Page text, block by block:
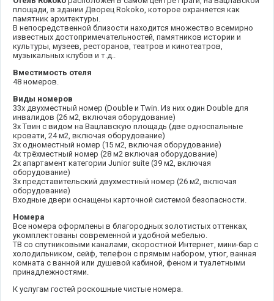
площади, в здании Дворец Rokoko, которое охраняется как
памятник архитектуры.
В непосредственной близости находится множество всемирно
известных достопримечательностей, памятников истории и
культуры, музеев, ресторанов, театров и кинотеатров,
музыкальных клубов и т.д..
Вместимость отеля
48 номеров.
Виды номеров
33x двухместный номер (Double и Twin. Из них один Double для
инвалидов (26 м2, включая оборудование)
3x Tвин с видом на Вацлавскую площадь (две односпальные
кровати, 24 м2, включая оборудование)
3x одноместный номер (15 м2, включая оборудование)
4x трёхместный номер (28 м2 включая оборудование)
2x апартамент категории Junior suite (39 м2, включая
оборудование)
3x представительский двухместный номер (26 м2, включая
оборудование)
Входные двери оснащены карточной системой безопасности.
Номера
Все номера оформлены в благородных золотистых оттенках,
укомплектованы современной и удобной мебелью.
ТВ со спутниковыми каналами, скоростной Интернет, мини-бар с
холодильником, сейф, телефон с прямым набором, утюг, ванная
комната с ванной или душевой кабиной, феном и туалетными
принадлежностями.
К услугам гостей роскошные чистые номера.